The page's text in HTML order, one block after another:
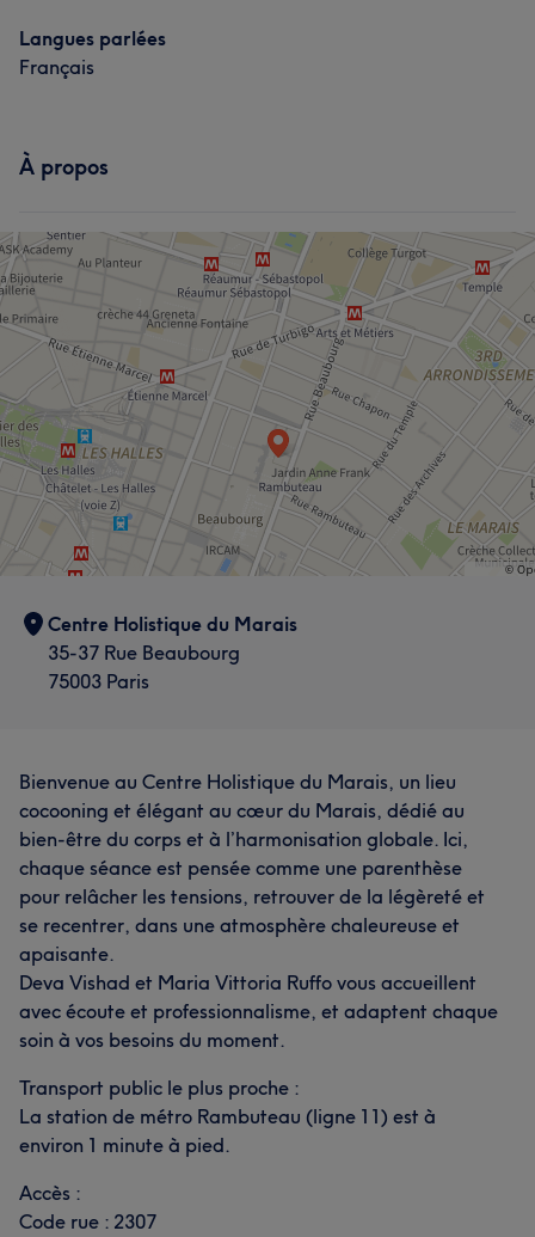
Langues parlées
Français
À propos
Centre Holistique du Marais
35-37 Rue Beaubourg
75003 Paris
Bienvenue au Centre Holistique du Marais, un lieu
cocooning et élégant au cœur du Marais, dédié au
bien-être du corps et à l’harmonisation globale. Ici,
chaque séance est pensée comme une parenthèse
pour relâcher les tensions, retrouver de la légèreté et
se recentrer, dans une atmosphère chaleureuse et
apaisante.
Deva Vishad et Maria Vittoria Ruffo vous accueillent
avec écoute et professionnalisme, et adaptent chaque
soin à vos besoins du moment.
Transport public le plus proche :
La station de métro Rambuteau (ligne 11) est à
environ 1 minute à pied.
Accès :
Code rue : 2307